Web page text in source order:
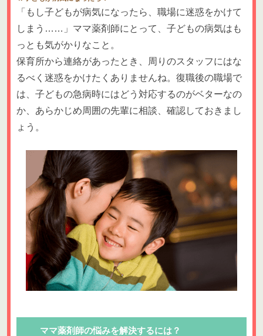
「もし子どもが病気になったら、職場に迷惑をかけて
しまう……」ママ薬剤師にとって、子どもの病気はも
っとも気がかりなこと。
保育所から連絡があったとき、周りのスタッフにはな
るべく迷惑をかけたくありませんね。復職後の職場で
は、子どもの急病時にはどう対応するのがベターなの
か、あらかじめ周囲の先輩に相談、確認しておきまし
ょう。
ママ薬剤師の悩みを解決するには？